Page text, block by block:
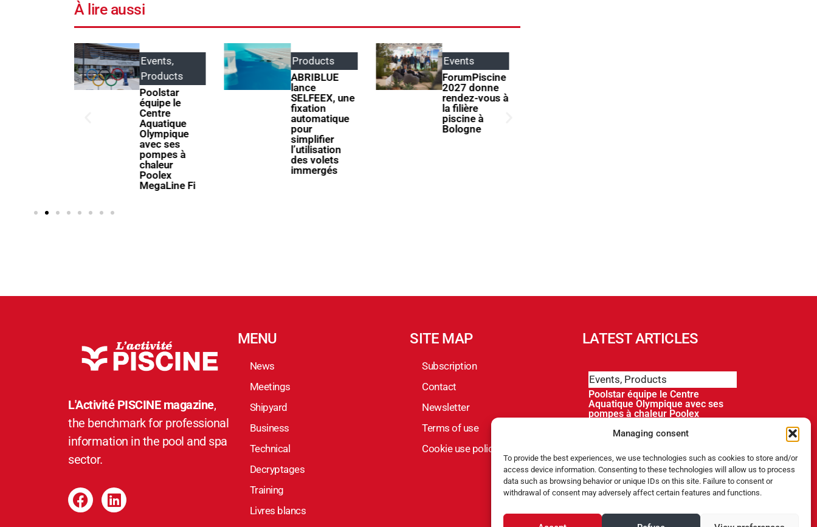
Managing consent
To provide the best experiences, we use technologies such as cookies to store and/or
access device information. Consenting to these technologies will allow us to process
data such as browsing behavior or unique IDs on this site. Failure to consent or
withdrawal of consent may adversely affect certain features and functions.
À lire aussi
Products
ABRIBLUE
lance
SELFEEX, une
fixation
automatique
pour
simplifier
l’utilisation
des volets
immergés
Events
ForumPiscine
2027 donne
rendez-vous à
la filière
piscine à
Bologne
Parole
d'apprentis
Henri Garnier
: « Il ne faut
jamais
s’arrêter à ce
qu’on sait
L'Activité PISCINE magazine,
the benchmark for professional
information in the pool and spa
sector.
MENU
News
Meetings
Shipyard
Business
Technical
Decryptages
Training
Livres blancs
SITE MAP
Subscription
Contact
Newsletter
Terms of use
Cookie use policy
LATEST ARTICLES
Events, Products
Poolstar équipe le Centre
Aquatique Olympique avec ses
pompes à chaleur Poolex
Products
ABRIBLUE lance SELFEEX, une
fixation automatique pour
simplifier l’utilisation des volets